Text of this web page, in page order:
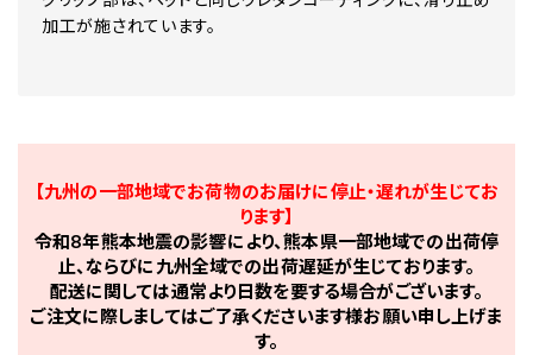
加工が施されています。
【九州の一部地域でお荷物のお届けに停止・遅れが生じてお
ります】
令和8年熊本地震の影響により、熊本県一部地域での出荷停
止、ならびに九州全域での出荷遅延が生じております。
配送に関しては通常より日数を要する場合がございます。
ご注文に際しましてはご了承くださいます様お願い申し上げま
す。